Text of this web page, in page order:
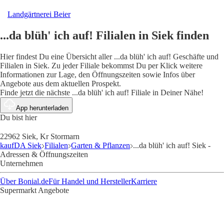
Landgärtnerei Beier
...da blüh' ich auf! Filialen in Siek finden
Hier findest Du eine Übersicht aller ...da blüh' ich auf! Geschäfte und
Filialen in Siek. Zu jeder Filiale bekommst Du per Klick weitere
Informationen zur Lage, den Öffnungszeiten sowie Infos über
Angebote aus dem aktuellen Prospekt.
Finde jetzt die nächste ...da blüh' ich auf! Filiale in Deiner Nähe!
App herunterladen
Du bist hier
22962 Siek, Kr Stormarn
kaufDA Siek Filialen Garten & Pflanzen ...da blüh' ich auf! Siek -
Adressen & Öffnungszeiten
Unternehmen
Über Bonial.deFür Handel und HerstellerKarriere
Supermarkt Angebote